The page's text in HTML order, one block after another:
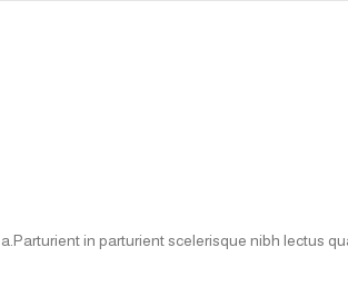
in parturient scelerisque nibh lectus